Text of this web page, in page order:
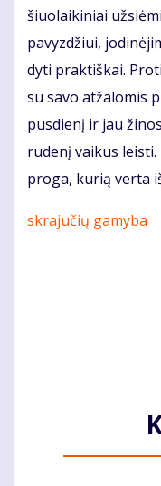
šiuo­lai­ki­niai
pa­vyz­džiui,
dy­ti prak­tiš­kai.
su sa­vo at­ža­lo­mis
pus­die­nį ir jau
ru­de­nį vai­kus
pro­ga, ku­rią ver­ta
skrajučių gamyba